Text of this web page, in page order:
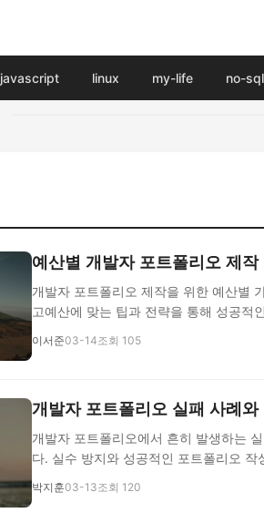
javascript linux my-life no-sql
예산별 개발자 포트폴리오 제작
개발자 포트폴리오 제작을 위한 예산별
고예산에 맞는 팁과 전략을 통해 성공적
이서준03-14조회 105
개발자 포트폴리오 실패 사례와
개발자 포트폴리오에서 흔히 발생하는
다. 실수 방지와 성공적인 포트폴리오 작
박지훈03-13조회 120